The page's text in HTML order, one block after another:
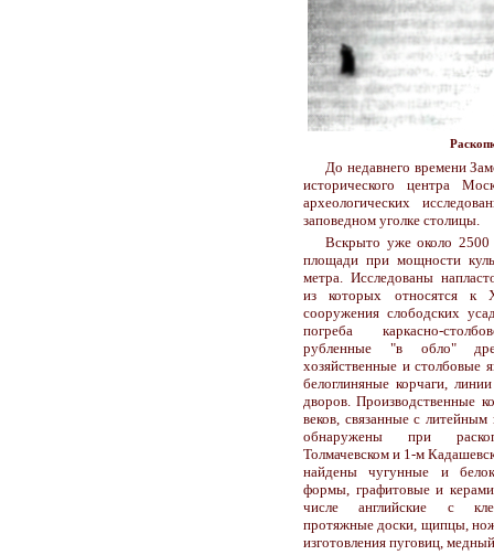
До недавнего времени
исторического центра
археологических
заповедном уголке столицы.
Вскрыто уже около 2500
площади при мощности
метра. Исследованы
из которых относятся к
сооружения слободских
погреба каркасно-
рубленные "в обло"
хозяйственные и столбовые
белоглиняные корчаги,
дворов. Производственные
веков, связанные с
обнаружены при
Толмачевском и 1-м
найдены чугунные и
формы, графитовые и
числе английские с
протяжные доски, щипцы,
изготовления пуговиц,